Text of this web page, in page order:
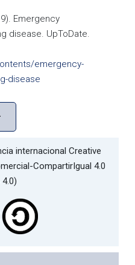
Emergency
disease. UpToDate.
emergency-
disease
internacional Creative
CompartirIgual 4.0